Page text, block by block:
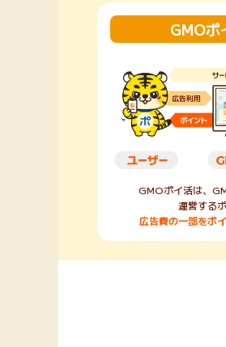
GMOポ
GMOポイ活は、
運営する
広告費の一部をポ